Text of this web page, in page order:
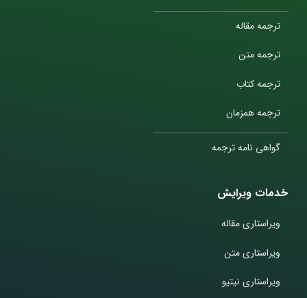
ترجمه مقاله
ترجمه متن
ترجمه کتاب
ترجمه همزمان
گواهی نامه ترجمه
خدمات ویرایش
ویراستاری مقاله
ویراستاری متن
ویراستاری نیتیو